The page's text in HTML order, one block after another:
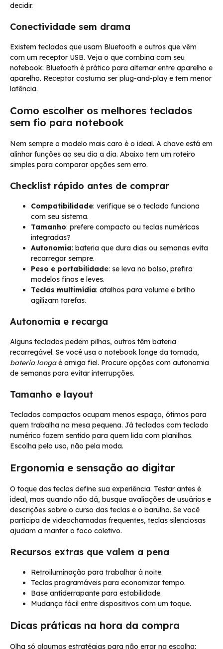
decidir.
Conectividade sem drama
Existem teclados que usam Bluetooth e outros que vêm
com um receptor USB. Veja o que combina com seu
notebook: Bluetooth é prático para alternar entre aparelho e
aparelho. Receptor costuma ser plug-and-play e tem menor
latência.
Como escolher os melhores teclados
sem fio para notebook
Nem sempre o modelo mais caro é o ideal. A chave está em
alinhar funções ao seu dia a dia. Abaixo tem um roteiro
simples para comparar opções sem erro.
Checklist rápido antes de comprar
Compatibilidade: verifique se o teclado funciona
com seu sistema.
Tamanho: prefere compacto ou teclas numéricas
integradas?
Autonomia: bateria que dura dias ou semanas evita
recarregar sempre.
Peso e portabilidade: se leva no bolso, prefira
modelos finos e leves.
Teclas multimídia: atalhos para volume e brilho
agilizam tarefas.
Autonomia e recarga
Alguns teclados pedem pilhas, outros têm bateria
recarregável. Se você usa o notebook longe da tomada,
bateria longaé amiga fiel. Procure opções com autonomia
de semanas para evitar interrupções.
Tamanho e layout
Teclados compactos ocupam menos espaço, ótimos para
quem trabalha na mesa pequena. Já teclados com teclado
numérico fazem sentido para quem lida com planilhas.
Escolha pelo uso, não pela moda.
Ergonomia e sensação ao digitar
O toque das teclas define sua experiência. Testar antes é
ideal, mas quando não dá, busque avaliações de usuários e
descrições sobre o curso das teclas e o barulho. Se você
participa de videochamadas frequentes, teclas silenciosas
ajudam a manter o foco coletivo.
Recursos extras que valem a pena
Retroiluminação para trabalhar à noite.
Teclas programáveis para economizar tempo.
Base antiderrapante para estabilidade.
Mudança fácil entre dispositivos com um toque.
Dicas práticas na hora da compra
Olha só algumas estratégias para não errar na escolha: